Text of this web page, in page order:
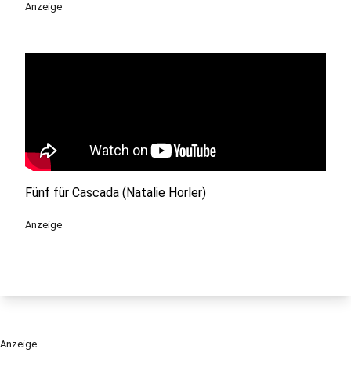
Anzeige
Fünf für Cascada (Natalie Horler)
Anzeige
Anzeige